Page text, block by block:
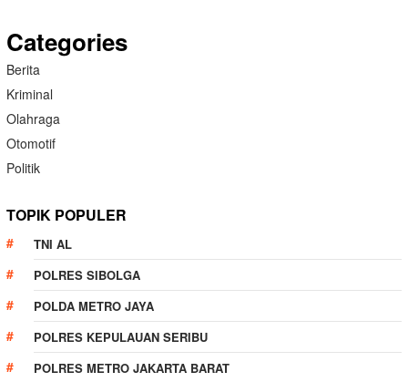
Categories
Berita
Kriminal
Olahraga
Otomotif
Politik
TOPIK POPULER
TNI AL
POLRES SIBOLGA
POLDA METRO JAYA
POLRES KEPULAUAN SERIBU
POLRES METRO JAKARTA BARAT